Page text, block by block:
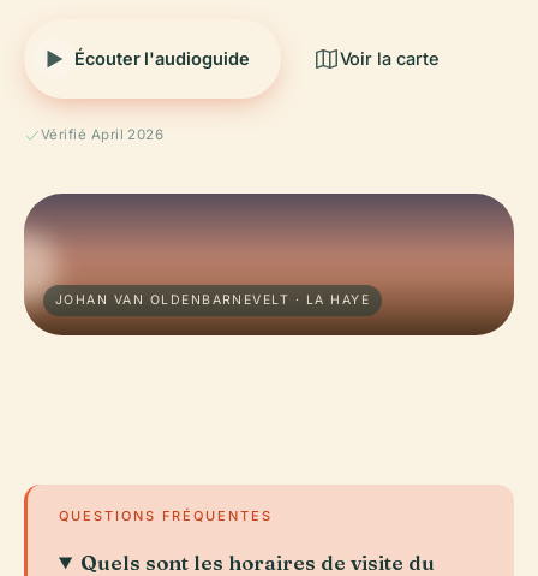
Écouter l'audioguide Voir la carte
Vérifié April 2026
JOHAN VAN OLDENBARNEVELT · LA HAYE
QUESTIONS FRÉQUENTES
Quels sont les horaires de visite du